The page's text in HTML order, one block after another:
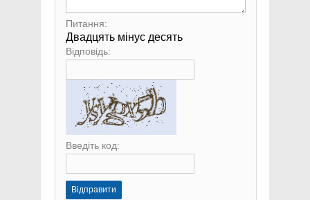
Питання:
Двадцять мінус десять
Відповідь:
Введіть код:
Відправити